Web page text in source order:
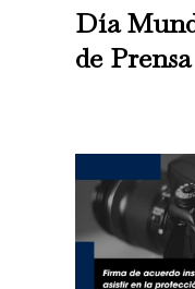
Día
de Prensa